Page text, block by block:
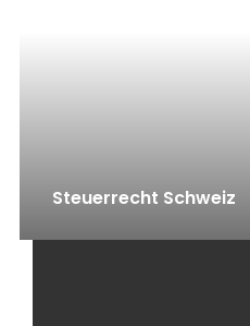
Steuerrecht Schweiz